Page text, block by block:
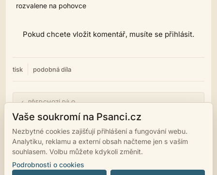
rozvalene na pohovce
Pokud chcete vložit komentář, musíte se přihlásit.
tisk podobná díla
← PŘEDCHOZÍ DÍLO
Sbohem
NÁSLEDUJÍCÍ DÍLO →
Výkřik do tmy internetu.
Vaše soukromí na Psanci.cz
Nezbytné cookies zajišťují přihlášení a fungování webu.
Analytiku, reklamu a externí obsah načteme jen s vaším
souhlasem. Volbu můžete kdykoli změnit.
Podrobnosti o cookies